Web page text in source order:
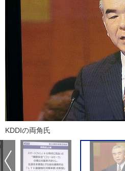
KDDIの両角氏